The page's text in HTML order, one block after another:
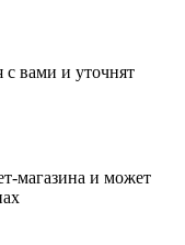
вами и уточнят
магазина и может